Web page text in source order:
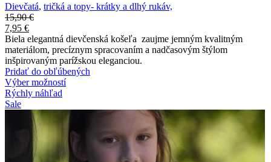
Dievčatá, tričká a topy- krátky a dlhý rukáv,
15,90€
7,95 €
Biela elegantná dievčenská košeľa zaujme jemným kvalitným
materiálom, precíznym spracovaním a nadčasovým štýlom
inšpirovaným parížskou eleganciou.
Pridať do obľúbených
Výber možností
Rýchly náhľad
Sale